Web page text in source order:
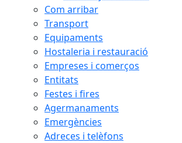
Com arribar
Transport
Equipaments
Hostaleria i restauració
Empreses i comerços
Entitats
Festes i fires
Agermanaments
Emergències
Adreces i telèfons